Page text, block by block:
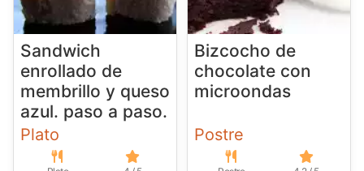
Sandwich
enrollado de
membrillo y queso
azul. paso a paso.
Plato
Bizcocho de
chocolate con
microondas
Postre